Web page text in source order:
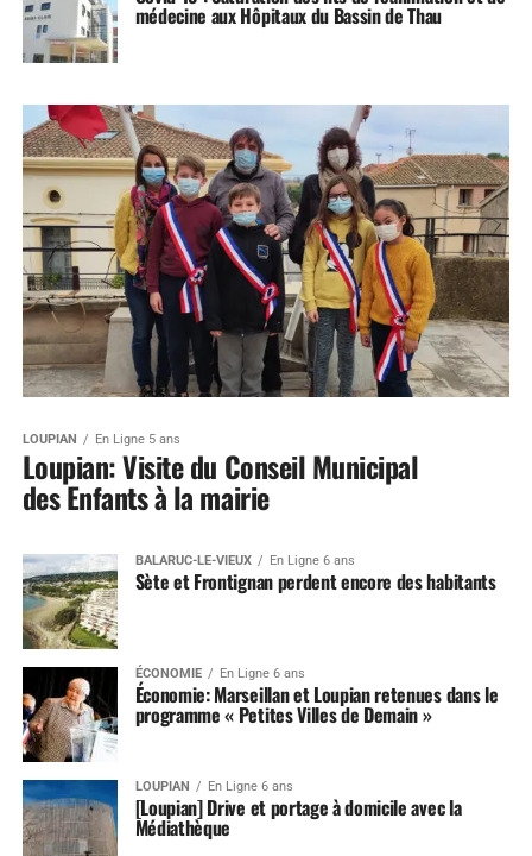
médecine aux Hôpitaux du Bassin de Thau
LOUPIAN En Ligne 5 ans
Loupian: Visite du Conseil Municipal
des Enfants à la mairie
BALARUC-LE-VIEUX En Ligne 6 ans
Sète et Frontignan perdent encore des habitants
ÉCONOMIE En Ligne 6 ans
Économie: Marseillan et Loupian retenues dans le
programme « Petites Villes de Demain »
LOUPIAN En Ligne 6 ans
[Loupian] Drive et portage à domicile avec la
Médiathèque